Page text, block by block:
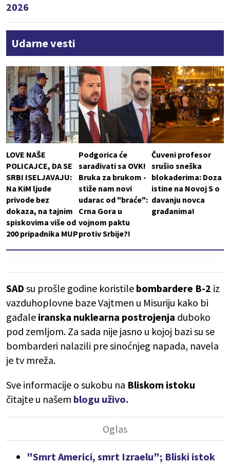
2026
Udarne vesti
LOVE NAŠE
POLICAJCE, DA SE
SRBI ISELJAVAJU:
Na KiM ljude
privode bez
dokaza, na tajnim
spiskovima više od
200 pripadnika MUP
Podgorica će
sarađivati sa OVK!
Bruka za brukom -
stiže nam novi
udarac od "braće":
Crna Gora u
vojnom paktu
protiv Srbije?!
Čuveni profesor
srušio sneška
blokaderima: Doza
istine na Novoj S o
davanju novca
građanima!
SAD su prošle godine koristile bombardere B-2 iz
vazduhoplovne baze Vajtmen u Misuriju kako bi
gađale iranska nuklearna postrojenja duboko
pod zemljom. Za sada nije jasno u kojoj bazi su se
bombarderi nalazili pre sinoćnjeg napada, navela
je tv mreža.
Sve informacije o sukobu na Bliskom istoku
čitajte u našem blogu uživo.
"Smrt Americi, smrt Izraelu"; Bliski istok